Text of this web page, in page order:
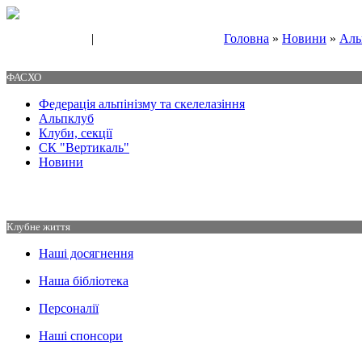
| Головна » Новини »
ФАСХО
Федерація альпінізму та скелелазіння
Альпклуб
Клуби, секції
СК "Вертикаль"
Новини
Клубне життя
Наші досягнення
Наша бібліотека
Персоналії
Наші спонсори